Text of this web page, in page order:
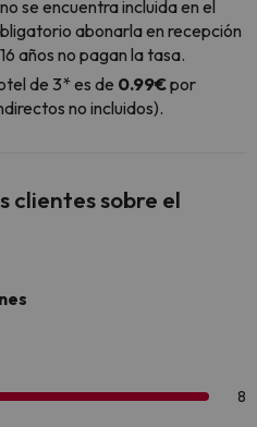
se encuentra incluida en el
abonarla en recepción
años no pagan la tasa.
de 3* es de 0.99€por
no incluidos).
clientes sobre el